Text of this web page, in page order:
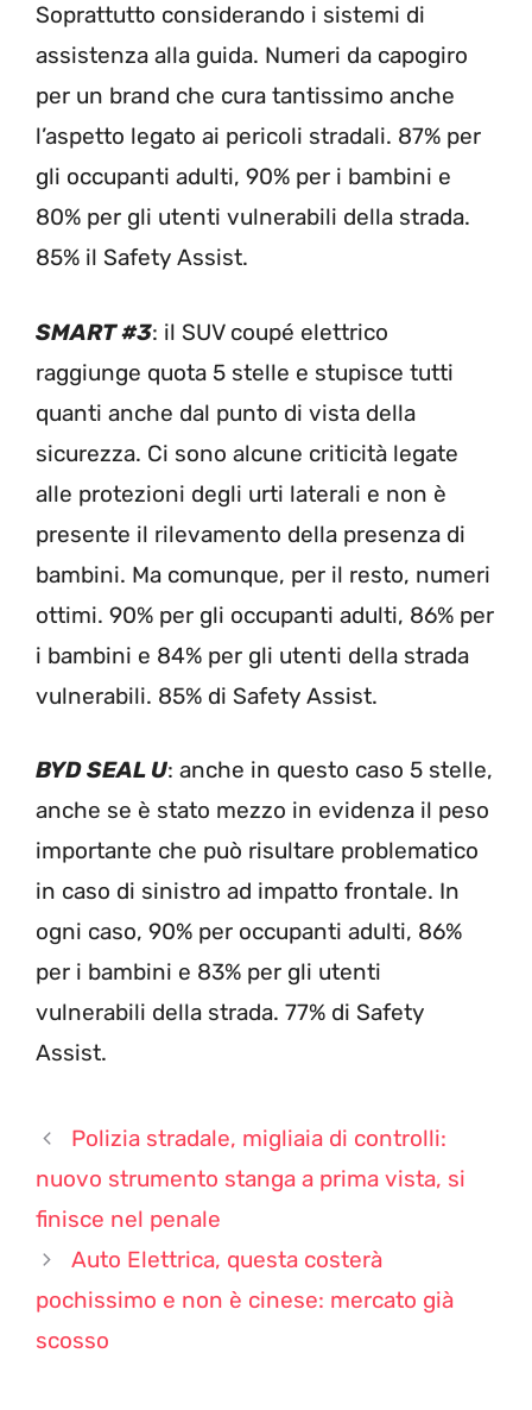
Soprattutto considerando i sistemi di
assistenza alla guida. Numeri da capogiro
per un brand che cura tantissimo anche
l’aspetto legato ai pericoli stradali. 87% per
gli occupanti adulti, 90% per i bambini e
80% per gli utenti vulnerabili della strada.
85% il Safety Assist.
SMART #3: il SUV coupé elettrico
raggiunge quota 5 stelle e stupisce tutti
quanti anche dal punto di vista della
sicurezza. Ci sono alcune criticità legate
alle protezioni degli urti laterali e non è
presente il rilevamento della presenza di
bambini. Ma comunque, per il resto, numeri
ottimi. 90% per gli occupanti adulti, 86% per
i bambini e 84% per gli utenti della strada
vulnerabili. 85% di Safety Assist.
BYD SEAL U: anche in questo caso 5 stelle,
anche se è stato mezzo in evidenza il peso
importante che può risultare problematico
in caso di sinistro ad impatto frontale. In
ogni caso, 90% per occupanti adulti, 86%
per i bambini e 83% per gli utenti
vulnerabili della strada. 77% di Safety
Assist.
Polizia stradale, migliaia di controlli:
nuovo strumento stanga a prima vista, si
finisce nel penale
Auto Elettrica, questa costerà
pochissimo e non è cinese: mercato già
scosso